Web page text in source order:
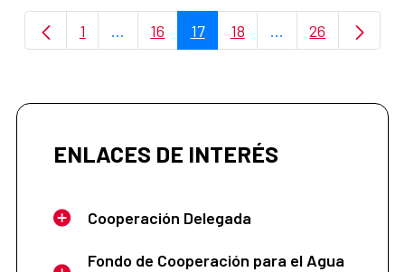
Página
1 ...Páginas intermedias Use TAB para
Página
16 Página
17 Página
18 ...PáginasPágina
26
ENLACES DE INTERÉS
Cooperación Delegada
Fondo de Cooperación para el Agua